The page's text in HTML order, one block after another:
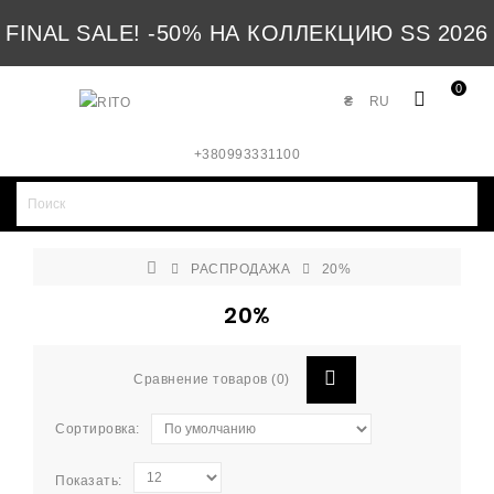
FINAL SALE! -50% НА КОЛЛЕКЦИЮ SS 2026
0
RU
₴
+380993331100
РАСПРОДАЖА 20%
20%
Сравнение товаров (0)
Сортировка:
Показать: